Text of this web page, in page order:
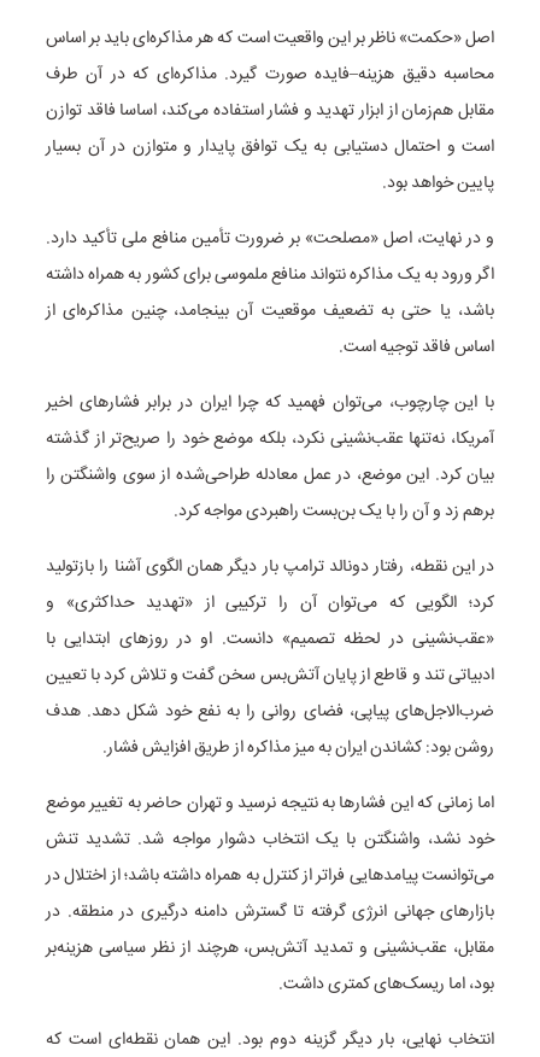
اصل «حکمت» ناظر بر این واقعیت است که هر مذاکره‌ای باید بر اساس
محاسبه دقیق هزینه–فایده صورت گیرد. مذاکره‌ای که در آن طرف
مقابل هم‌زمان از ابزار تهدید و فشار استفاده می‌کند، اساسا فاقد توازن
است و احتمال دستیابی به یک توافق پایدار و متوازن در آن بسیار
پایین خواهد بود.
و در نهایت، اصل «مصلحت» بر ضرورت تأمین منافع ملی تأکید دارد.
اگر ورود به یک مذاکره نتواند منافع ملموسی برای کشور به همراه داشته
باشد، یا حتی به تضعیف موقعیت آن بینجامد، چنین مذاکره‌ای از
اساس فاقد توجیه است.
با این چارچوب، می‌توان فهمید که چرا ایران در برابر فشارهای اخیر
آمریکا، نه‌تنها عقب‌نشینی نکرد، بلکه موضع خود را صریح‌تر از گذشته
بیان کرد. این موضع، در عمل معادله طراحی‌شده از سوی واشنگتن را
برهم زد و آن را با یک بن‌بست راهبردی مواجه کرد.
در این نقطه، رفتار دونالد ترامپ بار دیگر همان الگوی آشنا را بازتولید
کرد؛ الگویی که می‌توان آن را ترکیبی از «تهدید حداکثری» و
«عقب‌نشینی در لحظه تصمیم» دانست. او در روزهای ابتدایی با
ادبیاتی تند و قاطع از پایان آتش‌بس سخن گفت و تلاش کرد با تعیین
ضرب‌الاجل‌های پیاپی، فضای روانی را به نفع خود شکل دهد. هدف
روشن بود: کشاندن ایران به میز مذاکره از طریق افزایش فشار.
اما زمانی که این فشارها به نتیجه نرسید و تهران حاضر به تغییر موضع
خود نشد، واشنگتن با یک انتخاب دشوار مواجه شد. تشدید تنش
می‌توانست پیامدهایی فراتر از کنترل به همراه داشته باشد؛ از اختلال در
بازارهای جهانی انرژی گرفته تا گسترش دامنه درگیری در منطقه. در
مقابل، عقب‌نشینی و تمدید آتش‌بس، هرچند از نظر سیاسی هزینه‌بر
بود، اما ریسک‌های کمتری داشت.
انتخاب نهایی، بار دیگر گزینه دوم بود. این همان نقطه‌ای است که